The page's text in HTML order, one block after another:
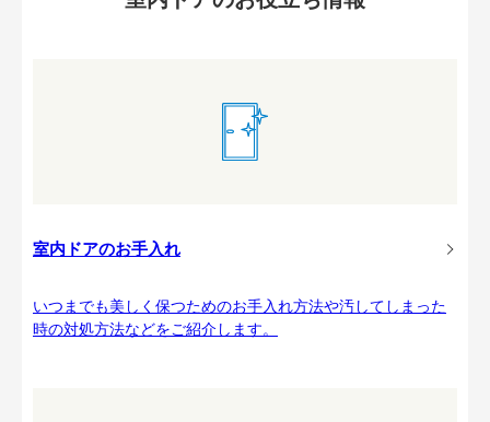
室内ドアのお手入れ
いつまでも美しく保つためのお手入れ方法や汚してしまった
時の対処方法などをご紹介します。